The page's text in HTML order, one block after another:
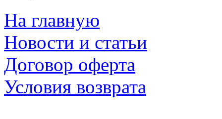
На главную
Новости и статьи
Договор оферта
Условия возврата